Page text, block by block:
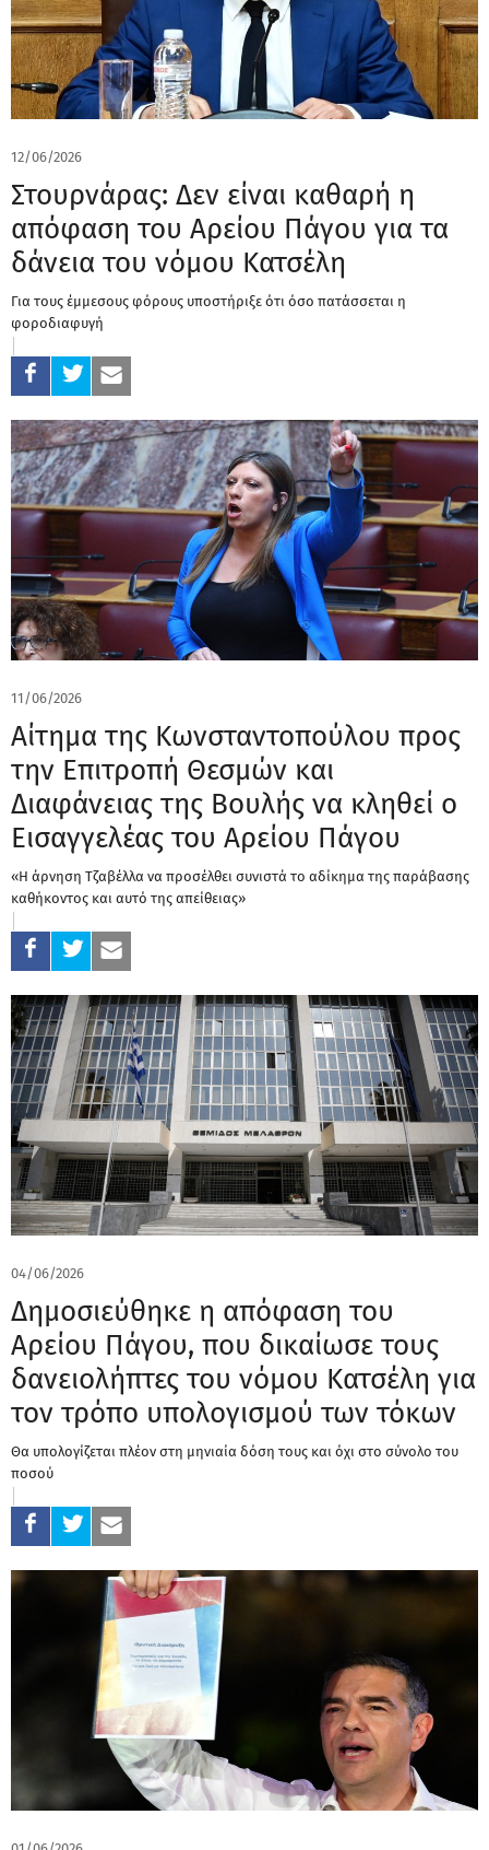
12/06/2026
Στουρνάρας: Δεν είναι καθαρή η
απόφαση του Αρείου Πάγου για τα
δάνεια του νόμου Κατσέλη
Για τους έμμεσους φόρους υποστήριξε ότι όσο πατάσσεται η
φοροδιαφυγή
11/06/2026
Αίτημα της Κωνσταντοπούλου προς
την Επιτροπή Θεσμών και
Διαφάνειας της Βουλής να κληθεί ο
Εισαγγελέας του Αρείου Πάγου
«Η άρνηση Τζαβέλλα να προσέλθει συνιστά το αδίκημα της παράβασης
καθήκοντος και αυτό της απείθειας»
04/06/2026
Δημοσιεύθηκε η απόφαση του
Αρείου Πάγου, που δικαίωσε τους
δανειολήπτες του νόμου Κατσέλη για
τον τρόπο υπολογισμού των τόκων
Θα υπολογίζεται πλέον στη μηνιαία δόση τους και όχι στο σύνολο του
ποσού